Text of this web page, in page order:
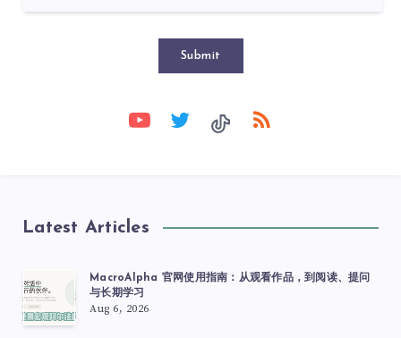
Submit
Latest Articles
MacroAlpha 官网使用指南：从观看作品，到阅读、提问
与长期学习
Aug 6, 2026